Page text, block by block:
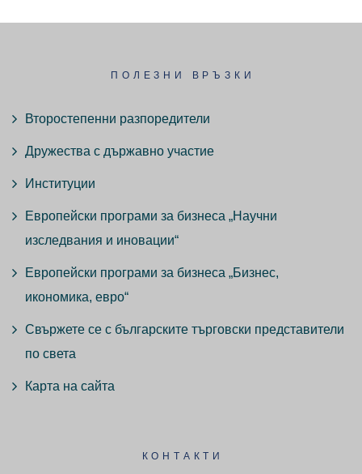
ПОЛЕЗНИ ВРЪЗКИ
Второстепенни разпоредители
Дружества с държавно участие
Институции
Европейски програми за бизнеса „Научни
изследвания и иновации“
Европейски програми за бизнеса „Бизнес,
икономика, евро“
Свържете се с българските търговски представители
по света
Карта на сайта
КОНТАКТИ